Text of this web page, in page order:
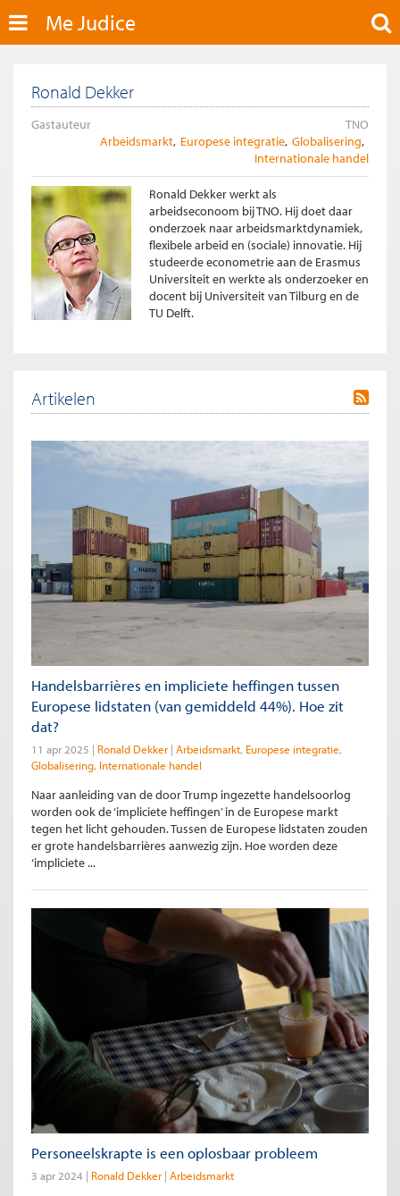
Me Judice
Ronald Dekker
Gastauteur
TNO
Arbeidsmarkt Europese integratie Globalisering
Internationale handel
Ronald Dekker werkt als
arbeidseconoom bij TNO. Hij doet daar
onderzoek naar arbeidsmarktdynamiek,
flexibele arbeid en (sociale) innovatie. Hij
studeerde econometrie aan de Erasmus
Universiteit en werkte als onderzoeker en
docent bij Universiteit van Tilburg en de
TU Delft.
Artikelen
Handelsbarrières en impliciete heffingen tussen
Europese lidstaten (van gemiddeld 44%). Hoe zit
dat?
11 apr 2025 Ronald Dekker Arbeidsmarkt Europese integratie
Globalisering Internationale handel
Naar aanleiding van de door Trump ingezette handelsoorlog
worden ook de ‘impliciete heffingen’ in de Europese markt
tegen het licht gehouden. Tussen de Europese lidstaten zouden
er grote handelsbarrières aanwezig zijn. Hoe worden deze
‘impliciete ...
Personeelskrapte is een oplosbaar probleem
3 apr 2024 Ronald Dekker Arbeidsmarkt